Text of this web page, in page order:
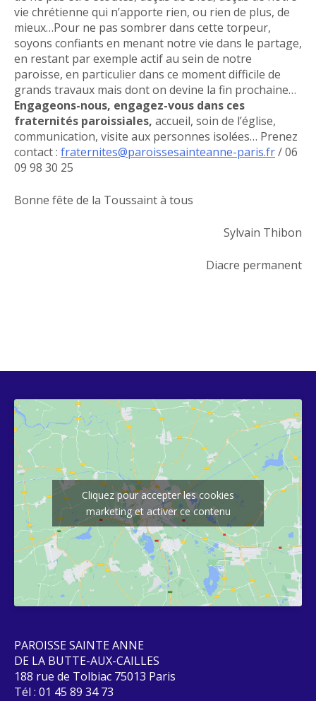
vie chrétienne qui n’apporte rien, ou rien de plus, de
mieux…Pour ne pas sombrer dans cette torpeur,
soyons confiants en menant notre vie dans le partage,
en restant par exemple actif au sein de notre
paroisse, en particulier dans ce moment difficile de
grands travaux mais dont on devine la fin prochaine…
Engageons-nous, engagez-vous dans ces
fraternités paroissiales, accueil, soin de l’église,
communication, visite aux personnes isolées… Prenez
contact : fraternites@paroissesainteanne-paris.fr/ 06
09 98 30 25
Bonne fête de la Toussaint à tous
Sylvain Thibon
Diacre permanent
Cliquez pour accepter les cookies
marketing et activer ce contenu
PAROISSE SAINTE ANNE
DE LA BUTTE-AUX-CAILLES
188 rue de Tolbiac 75013 Paris
Tél : 01 45 89 34 73